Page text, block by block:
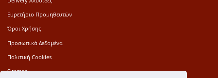
Ευρετήριο Προμηθευτών
Όροι Χρήσης
Προσωπικά Δεδομένα
Πολιτική Cookies
Sitemap